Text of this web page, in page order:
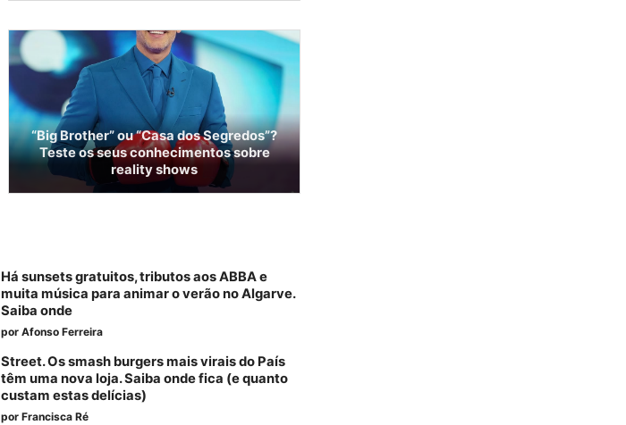
“Big Brother” ou “Casa dos Segredos”?
Teste os seus conhecimentos sobre
reality shows
Há sunsets gratuitos, tributos aos ABBA e
muita música para animar o verão no Algarve.
Saiba onde
por Afonso Ferreira
Street. Os smash burgers mais virais do País
têm uma nova loja. Saiba onde fica (e quanto
custam estas delícias)
por Francisca Ré